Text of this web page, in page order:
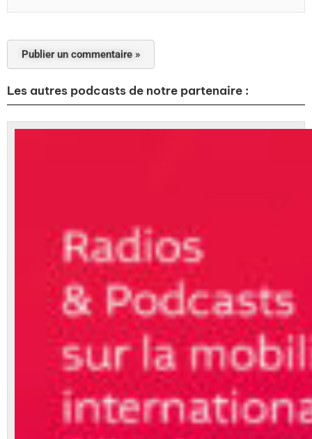
Les autres podcasts de notre partenaire :